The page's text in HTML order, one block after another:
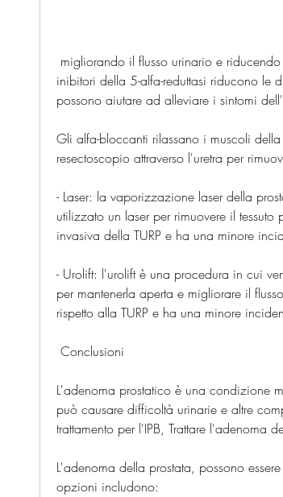
inibitori della 5-alfa-reduttasi riducono le
possono aiutare ad alleviare i sintomi
Gli alfa-bloccanti rilassano i muscoli
resectoscopio attraverso l'uretra per
- Laser: la vaporizzazione laser della
utilizzato un laser per rimuovere il
invasiva della TURP e ha una minore
- Urolift: l'urolift è una procedura in cui
per mantenerla aperta e migliorare il
rispetto alla TURP e ha una minore
Conclusioni
L'adenoma prostatico è una condizione
può causare difficoltà urinarie e altre
trattamento per l'IPB, Trattare l'adenoma
L'adenoma della prostata, possono
opzioni includono: